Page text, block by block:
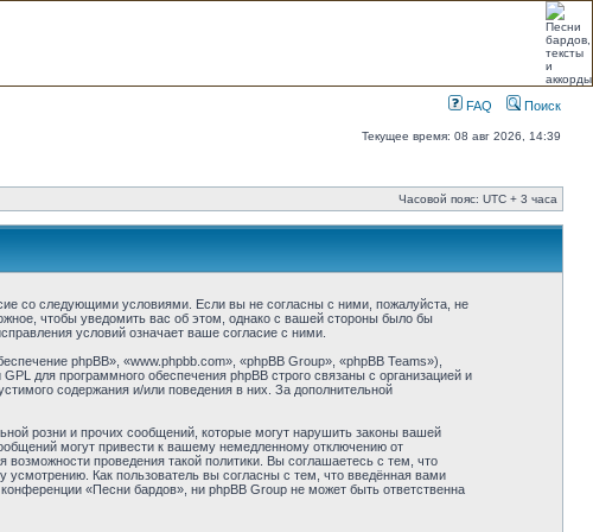
FAQ Поиск
Текущее время: 08 авг 2026, 14:39
Часовой пояс: UTC + 3 часа
со следующими условиями. Если вы не согласны с ними, пожалуйста, не
чтобы уведомить вас об этом, однако с вашей стороны было бы
условий означает ваше согласие с ними.
phpBB», «www.phpbb.com», «phpBB Group», «phpBB Teams»),
для программного обеспечения phpBB строго связаны с организацией и
содержания и/или поведения в них. За дополнительной
розни и прочих сообщений, которые могут нарушить законы вашей
могут привести к вашему немедленному отключению от
проведения такой политики. Вы соглашаетесь с тем, что
Как пользователь вы согласны с тем, что введённая вами
«Песни бардов», ни phpBB Group не может быть ответственна